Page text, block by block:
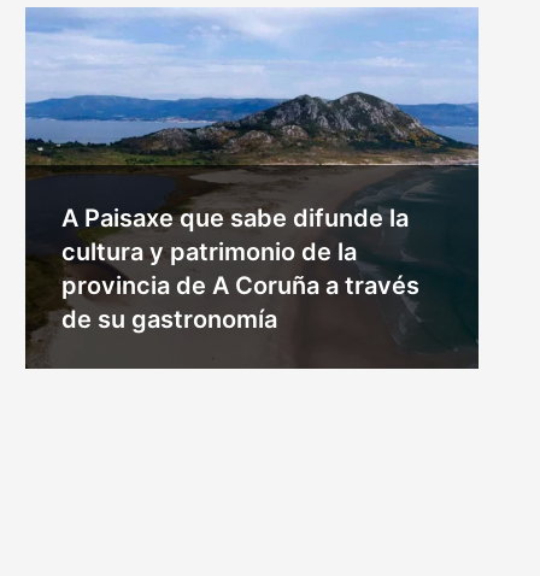
A Paisaxe que sabe difunde la
cultura y patrimonio de la
provincia de A Coruña a través
de su gastronomía